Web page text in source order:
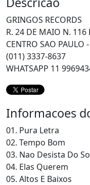
GRINGOS RECORDS
R. 24 DE MAIO N. 116
CENTRO SAO PAULO
(011) 3337-8637
WHATSAPP 11
Informacoes
01. Pura Letra
02. Tempo Bom
03. Nao Desista Do
04. Elas Querem
05. Altos E Baixos